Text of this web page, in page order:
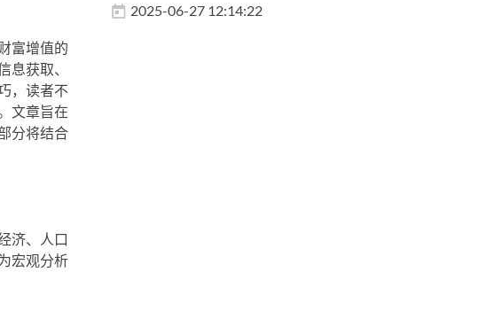
富增值的
息获取、
，读者不
文章旨在
分将结合
济、人口
宏观分析
2025-06-27 12:14:22